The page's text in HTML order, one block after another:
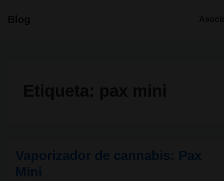
Vaporizador de cannabis: Pax
Mini